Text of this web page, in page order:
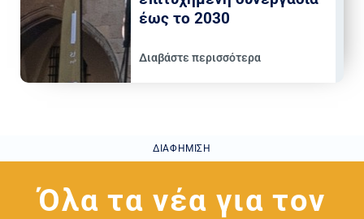
έως το 2030
Διαβάστε περισσότερα
ΔΙΑΦΉΜΙΣΗ
Όλα τα νέα για τον